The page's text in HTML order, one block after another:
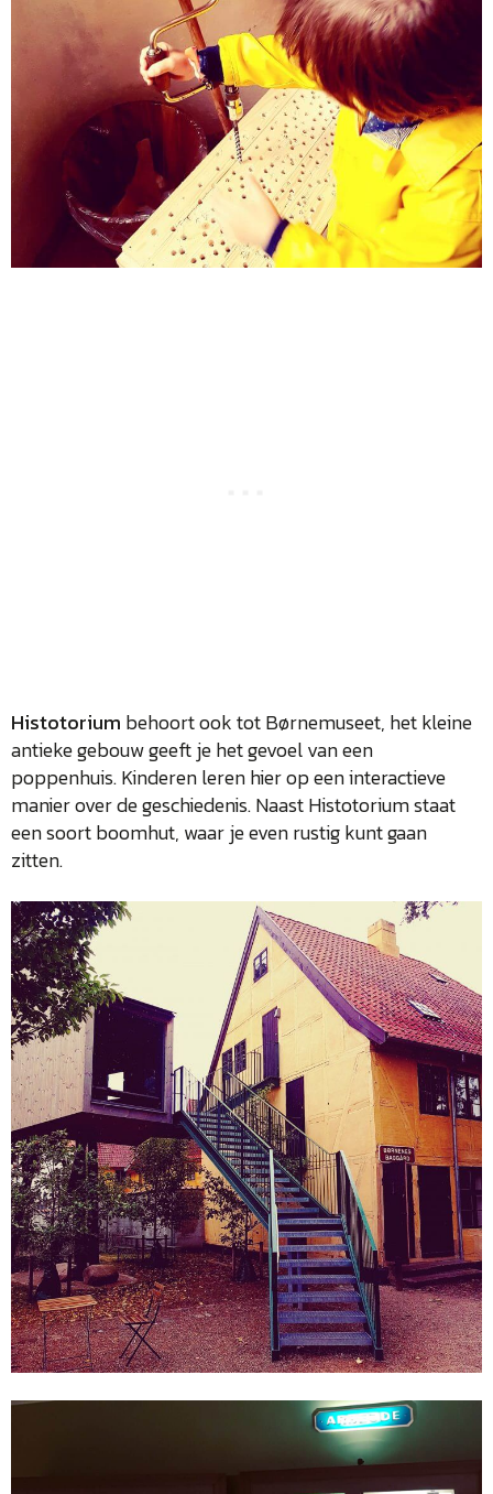
Histotorium behoort ook tot Børnemuseet, het kleine
antieke gebouw geeft je het gevoel van een
poppenhuis. Kinderen leren hier op een interactieve
manier over de geschiedenis. Naast Histotorium staat
een soort boomhut, waar je even rustig kunt gaan
zitten.